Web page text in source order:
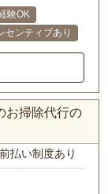
験OK
センティブあり
お掃除代行の
払い制度あり